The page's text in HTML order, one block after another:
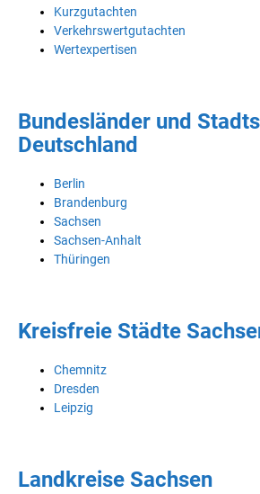
Kurzgutachten
Verkehrswertgutachten
Wertexpertisen
Bundesländer und
Deutschland
Berlin
Brandenburg
Sachsen
Sachsen-Anhalt
Thüringen
Kreisfreie Städte
Chemnitz
Dresden
Leipzig
Landkreise Sachsen